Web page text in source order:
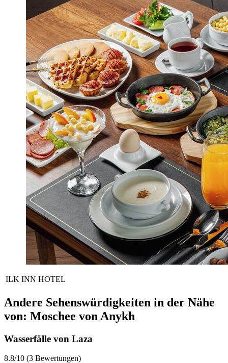
ILK INN HOTEL
Andere Sehenswürdigkeiten in der Nähe
von: Moschee von Anykh
Wasserfälle von Laza
8.8/10 (3 Bewertungen)